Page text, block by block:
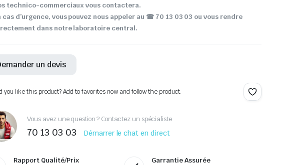
technico-commerciaux vous contactera.
cas d’urgence, vous pouvez nous appeler au ☎ 70 13 03 03 ou vous rendre
dans notre laboratoire central.
un devis
you like this product? Add to favorites now and follow the product.
Vous avez une question ? Contactez un spécialiste
70 13 03 03 Démarrer le chat en direct
Rapport Qualité/Prix Garrantie Assurée